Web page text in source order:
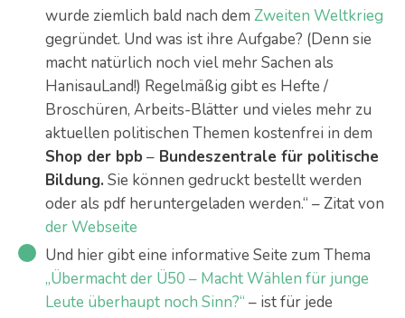
wurde ziemlich bald nach dem Zweiten Weltkrieg
gegründet. Und was ist ihre Aufgabe? (Denn sie
macht natürlich noch viel mehr Sachen als
HanisauLand!) Regelmäßig gibt es Hefte /
Broschüren, Arbeits-Blätter und vieles mehr zu
aktuellen politischen Themen kostenfrei in dem
Shop der bpb – Bundeszentrale für politische
Bildung. Sie können gedruckt bestellt werden
oder als pdf heruntergeladen werden.“ – Zitat von
der Webseite
Und hier gibt eine informative Seite zum Thema
„Übermacht der Ü50 – Macht Wählen für junge
Leute überhaupt noch Sinn?“ – ist für jede